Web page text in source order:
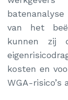
van het
kunnen zij
kosten en
WGA-risico’s